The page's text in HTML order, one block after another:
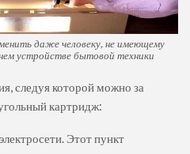
даже человеку, не имеющему
устройстве бытовой техники
следуя которой можно за
картридж:
Этот пункт